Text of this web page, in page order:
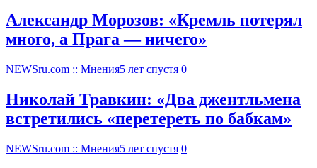
Александр Морозов: «Кремль потерял
много, а Прага — ничего»
NEWSru.com :: Мнения5 лет спустя 0
Николай Травкин: «Два джентльмена
встретились «перетереть по бабкам»
NEWSru.com :: Мнения5 лет спустя 0